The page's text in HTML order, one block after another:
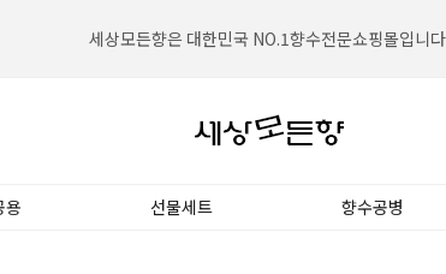
세상모든향은 대한민국 NO.1향수전문쇼핑몰입니다.
용 선물세트 향수공병